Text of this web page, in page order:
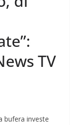
TV
bufera investe